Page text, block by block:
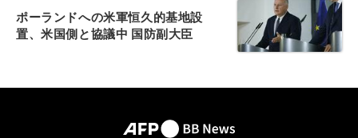
ポーランドへの米軍恒久的基地設
置、米国側と協議中 国防副大臣